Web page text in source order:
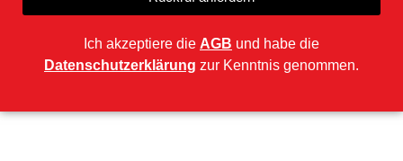
Ich akzeptiere die AGB und habe die
Datenschutzerklärung zur Kenntnis genommen.